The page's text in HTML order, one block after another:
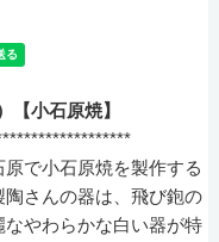
【小石原焼】
で小石原焼を製作する
さんの器は、飛び鉋の
やわらかな白い器が特